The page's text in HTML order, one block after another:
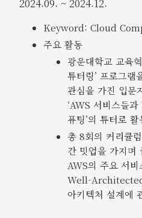
2024.09. ~ 2024.12.
Keyword: Cloud
주요 활동
광운대학교 교육
튜터링’ 프로그램
관심을 가진 입문
‘AWS 서비스들
퓨팅’의 튜터로
총 8회의 커리큘
간 밋업을 가지며
AWS의 주요 서
Well-
아키텍처 설계에